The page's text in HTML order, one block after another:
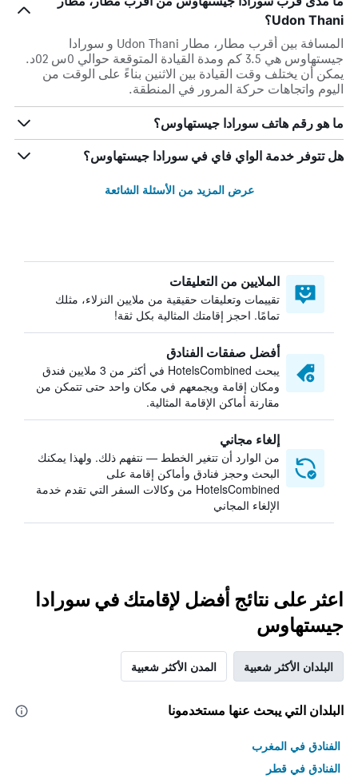
Udon Thani؟
المسافة بين أقرب مطار، مطار Udon Thani و سورادا
جيستهاوس هي 3.5 كم ومدة القيادة المتوقعة حوالي 0س 02د.
يمكن أن يختلف وقت القيادة بين الاثنين بناءً على الوقت من
اليوم واتجاهات حركة المرور في المنطقة.
ما هو رقم هاتف سورادا جيستهاوس؟
هل تتوفر خدمة الواي فاي في سورادا جيستهاوس؟
عرض المزيد من الأسئلة الشائعة
الملايين من التعليقات
تقييمات وتعليقات حقيقية من ملايين النزلاء، مثلك
تمامًا. احجز إقامتك المثالية بكل ثقة!
أفضل صفقات الفنادق
يبحث HotelsCombined في أكثر من 3 ملايين فندق
ومكان إقامة ويجمعهم في مكان واحد حتى تتمكن من
مقارنة أماكن الإقامة المثالية.
إلغاء مجاني
من الوارد أن تتغير الخطط — نتفهم ذلك. ولهذا يمكنك
البحث وحجز فنادق وأماكن إقامة على
HotelsCombined من وكالات السفر التي تقدم خدمة
الإلغاء المجاني
اعثر على نتائج أفضل لإقامتك في سورادا
جيستهاوس
البلدان الأكثر شعبية المدن الأكثر شعبية
البلدان التي يبحث عنها مستخدمونا
الفنادق في المغرب
الفنادق في قطر